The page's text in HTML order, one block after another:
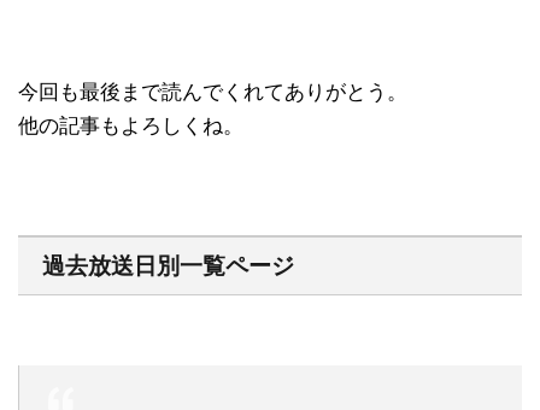
今回も最後まで読んでくれてありがとう。
他の記事もよろしくね。
過去放送日別一覧ページ